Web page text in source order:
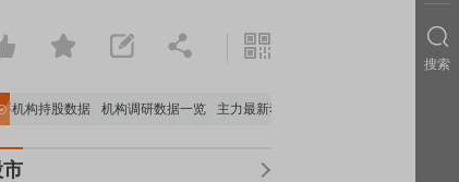
构持股数据 机构调研数据一览 主力最新动向
搜索